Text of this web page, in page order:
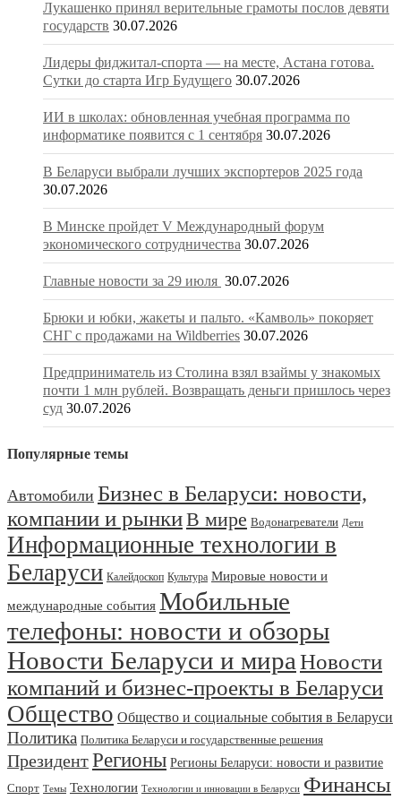
Лукашенко принял верительные грамоты послов девяти
государств 30.07.2026
Лидеры фиджитал-спорта — на месте, Астана готова.
Сутки до старта Игр Будущего 30.07.2026
ИИ в школах: обновленная учебная программа по
информатике появится с 1 сентября 30.07.2026
В Беларуси выбрали лучших экспортеров 2025 года
30.07.2026
В Минске пройдет V Международный форум
экономического сотрудничества 30.07.2026
Главные новости за 29 июля 30.07.2026
Брюки и юбки, жакеты и пальто. «Камволь» покоряет
СНГ с продажами на Wildberries 30.07.2026
Предприниматель из Столина взял взаймы у знакомых
почти 1 млн рублей. Возвращать деньги пришлось через
суд 30.07.2026
Популярные темы
Автомобили Бизнес в Беларуси: новости,
компании и рынкиВ мире Водонагреватели Дети
Информационные технологии в
Беларуси Калейдоскоп Культура Мировые новости и
международные события Мобильные
телефоны: новости и обзоры
Новости Беларуси и мираНовости
компаний и бизнес-проекты в Беларуси
Общество Общество и социальные события в Беларуси
Политика Политика Беларуси и государственные решения
ПрезидентРегионы Регионы Беларуси: новости и развитие
Спорт Темы Технологии Технологии и инновации в Беларуси Финансы